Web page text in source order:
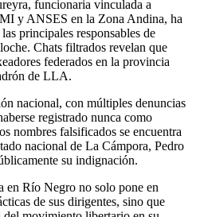
funcionaria vinculada a
y ANSES en la Zona Andina, ha
principales responsables de
Chats filtrados revelan que
federados en la provincia
de LLA.
nacional, con múltiples denuncias
registrado nunca como
nombres falsificados se encuentra
nacional de La Cámpora, Pedro
su indignación.
en Río Negro no solo pone en
de sus dirigentes, sino que